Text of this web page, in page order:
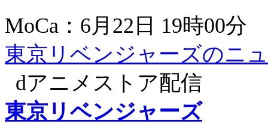
MoCa：6月22日 19時00分
東京リベンジャーズのニ
dアニメストア配信
東京リベンジャーズ